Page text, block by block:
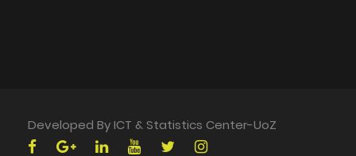
Developed By ICT & Statistics Center-UoZ